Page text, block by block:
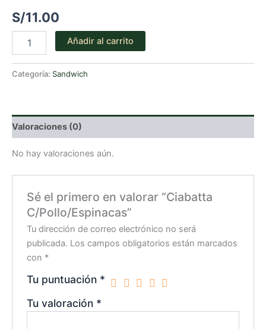
S/11.00
C/Pollo/Espinacas
Añadir al carrito
Categoría: Sandwich
Valoraciones (0)
No hay valoraciones aún.
Sé el primero en valorar “Ciabatta
C/Pollo/Espinacas”
Tu dirección de correo electrónico no será
publicada. Los campos obligatorios están marcados
con *
Tu puntuación *
Tu valoración *